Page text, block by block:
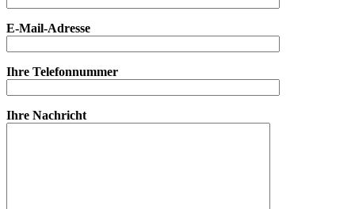
E-Mail-Adresse
Ihre Telefonnummer
Ihre Nachricht